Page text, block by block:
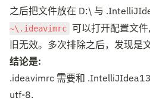
之后把文件放在 D:\ 与
~\.ideavimrc
可以打开配置文
结论是:
.ideavimrc 需要和
utf-8.